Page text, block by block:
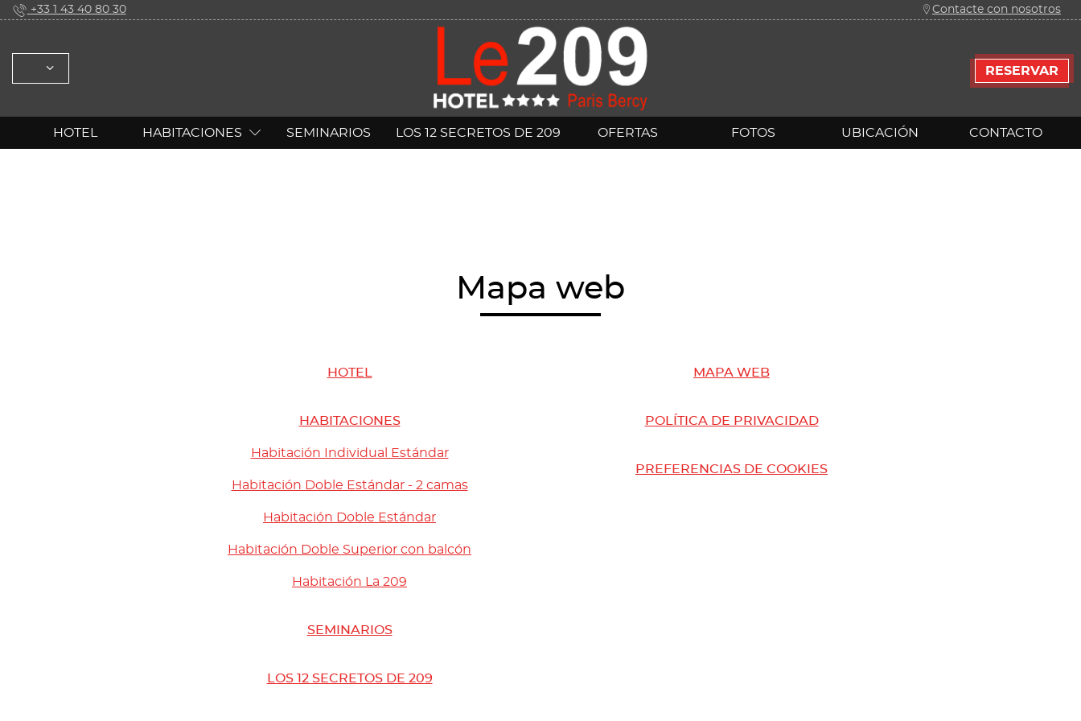
+33 1 43 40 80 30 Contacte con nosotros
SELECCIONE: FRANÇAIS ENGLISH ESPAÑOL ITALIANO DEUTSCH RESERVAR
HOTEL HABITACIONES SEMINARIOS LOS 12 SECRETOS DE 209 OFERTAS FOTOS UBICACIÓN CONTACTO
Mapa web
HOTEL
HABITACIONES
Habitación Individual Estándar
Habitación Doble Estándar - 2 camas
Habitación Doble Estándar
Habitación Doble Superior con balcón
Habitación La 209
SEMINARIOS
LOS 12 SECRETOS DE 209
MAPA WEB
POLÍTICA DE PRIVACIDAD
PREFERENCIAS DE COOKIES